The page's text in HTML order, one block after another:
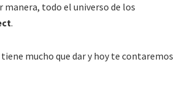
todo el universo de los
.
mucho que dar y hoy te contaremos